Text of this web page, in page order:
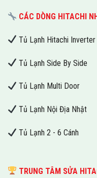
CÁC DÒNG HITACHI
Tủ Lạnh Hitachi Inverter
Tủ Lạnh Side By Side
Tủ Lạnh Multi Door
Tủ Lạnh Nội Địa Nhật
Tủ Lạnh 2 - 6 Cánh
TRUNG TÂM SỬA